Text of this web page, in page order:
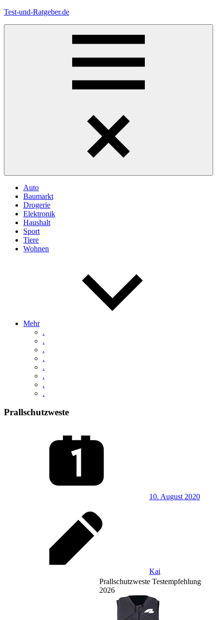
Zum
Test-und-Ratgeber.de
Auto
Baumarkt
Drogerie
Elektronik
Haushalt
Sport
Tiere
Wohnen
Mehr
.
.
.
.
.
.
.
.
Prallschutzweste
10. August 2020
Kai
Prallschutzweste Testempfehlung
2026